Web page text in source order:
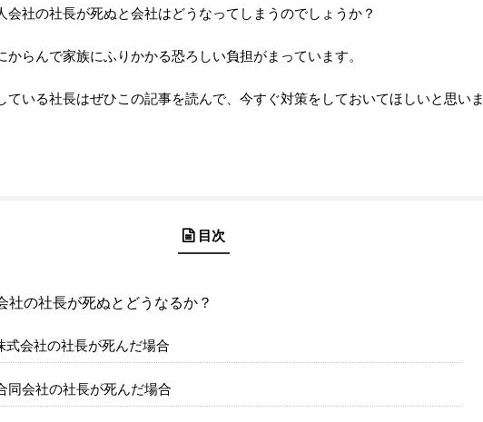
会社の社長が死ぬと会社はどうなってしまうのでしょうか？
からんで家族にふりかかる恐ろしい負担がまっています。
ている社長はぜひこの記事を読んで、今すぐ対策をしておいてほしいと思いま
目次
社の社長が死ぬとどうなるか？
式会社の社長が死んだ場合
同会社の社長が死んだ場合